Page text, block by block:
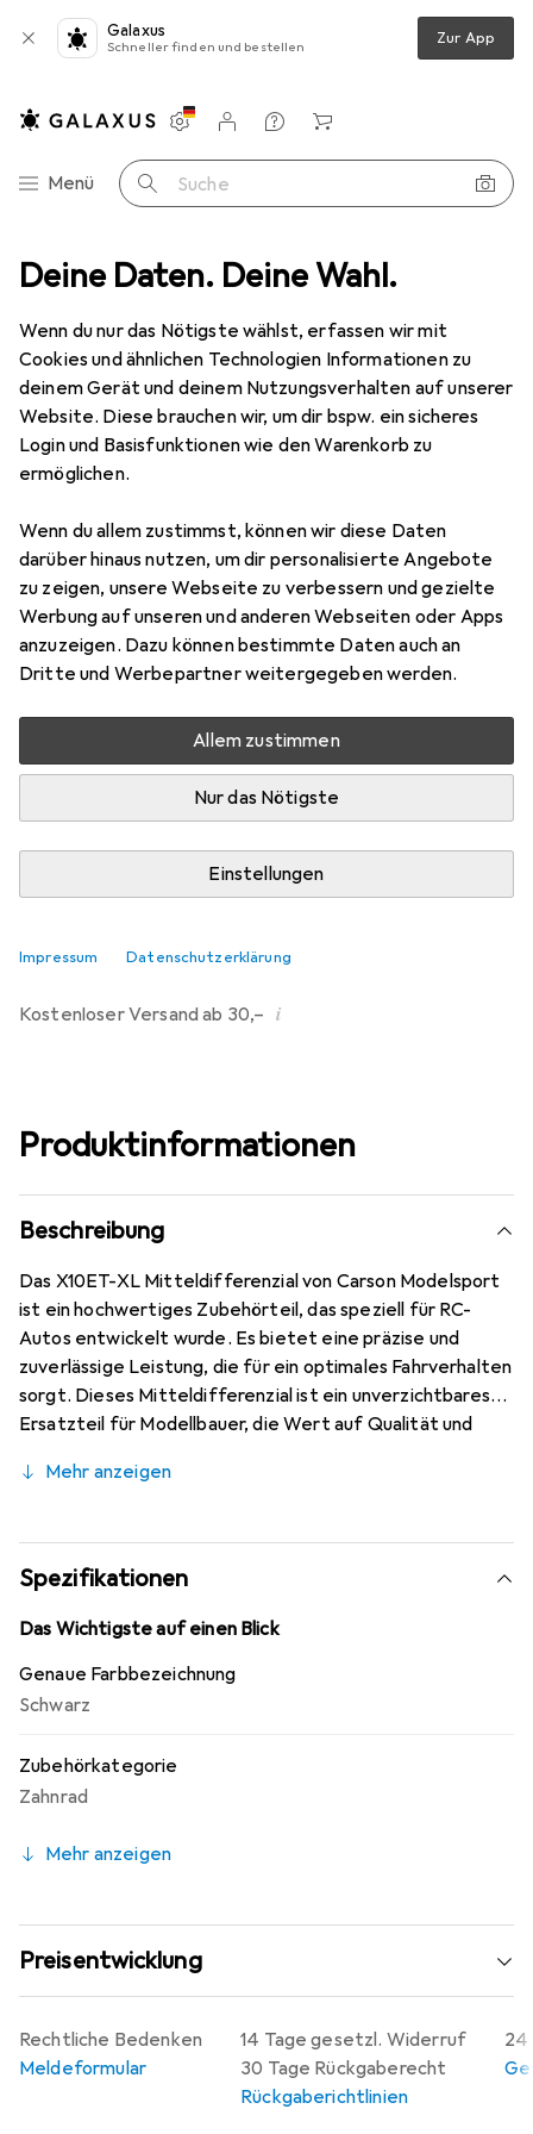
Deine Daten. Deine Wahl.
Wenn du nur das Nötigste wählst, erfassen wir mit
Cookies und ähnlichen Technologien Informationen zu
deinem Gerät und deinem Nutzungsverhalten auf unserer
Website. Diese brauchen wir, um dir bspw. ein sicheres
Login und Basisfunktionen wie den Warenkorb zu
ermöglichen.
Wenn du allem zustimmst, können wir diese Daten
darüber hinaus nutzen, um dir personalisierte Angebote
zu zeigen, unsere Webseite zu verbessern und gezielte
Werbung auf unseren und anderen Webseiten oder Apps
anzuzeigen. Dazu können bestimmte Daten auch an
Dritte und Werbepartner weitergegeben werden.
Allem zustimmen
Nur das Nötigste
Einstellungen
Impressum Datenschutzerklärung
Galaxus
Schneller finden und bestellen Zur App
Navigation nach Kategorien
Menü Suche
Einstellungen
Kundenkonto
Vergleichslisten
Merklisten
Warenkorb
RC Auto Zubehör Carson X10ET-XL Mitteldifferenzial
3 Bilder
CarsonX10ET-XL Mitteldifferenzial
EUR
21,93
Bewertungen Marke
Mehr von Carson
6 Stück an Lager beim Lieferanten
Benachrichtigen, wenn schneller verfügbar
Lieferort angeben für genaue Lieferzeit
In den Warenkorb
Vergleichen
Kostenloser Versand ab 30,– i
Produktinformationen
Beschreibung
Das X10ET-XL Mitteldifferenzial von Carson Modelsport
ist ein hochwertiges Zubehörteil, das speziell für RC-
Autos entwickelt wurde. Es bietet eine präzise und
zuverlässige Leistung, die für ein optimales Fahrverhalten
sorgt. Dieses Mitteldifferenzial ist ein unverzichtbares
Ersatzteil für Modellbauer, die Wert auf Qualität und
und den durchdachten Spezifikationen ist es ideal für den
ist so konzipiert, dass es nahtlos in das X10e-Modell
integriert werden kann, was die Installation und den
Austausch erleichtert. Die Verwendung von
hochwertigen Materialien gewährleistet eine lange
zu herkömmlichen Differenzialen.
Mehr anzeigen
Spezifikationen
Das Wichtigste auf einen Blick
Genaue Farbbezeichnung
Schwarz
Zubehörkategorie
Zahnrad
Mehr anzeigen
Preisentwicklung
14 Tage gesetzl. Widerruf
30 Tage Rückgaberecht
Rückgaberichtlinien
24
Rechtliche Bedenken
Meldeformular